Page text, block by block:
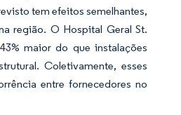
tem efeitos semelhantes,
região. O Hospital Geral St.
maior do que instalações
Coletivamente, esses
entre fornecedores no